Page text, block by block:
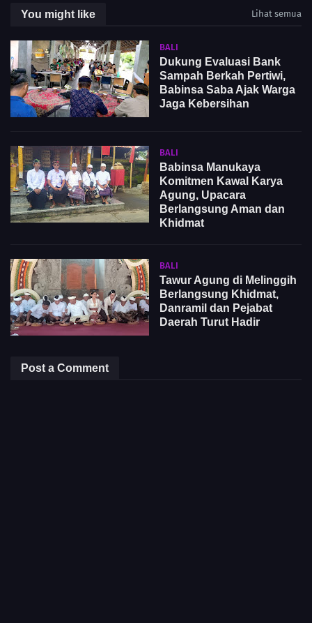
You might like Lihat semua
BALI
Dukung Evaluasi Bank
Sampah Berkah Pertiwi,
Babinsa Saba Ajak Warga
Jaga Kebersihan
BALI
Babinsa Manukaya
Komitmen Kawal Karya
Agung, Upacara
Berlangsung Aman dan
Khidmat
BALI
Tawur Agung di Melinggih
Berlangsung Khidmat,
Danramil dan Pejabat
Daerah Turut Hadir
Post a Comment